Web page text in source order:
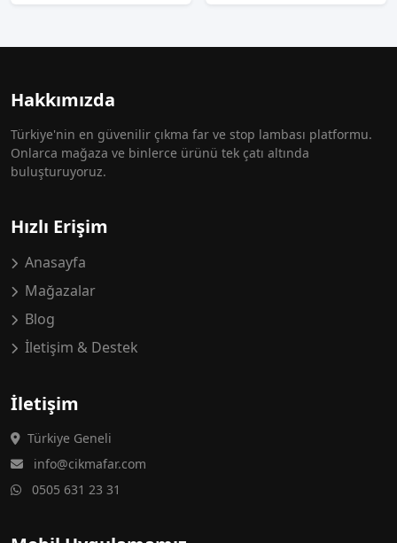
Hakkımızda
Türkiye'nin en güvenilir çıkma far ve stop lambası platformu.
Onlarca mağaza ve binlerce ürünü tek çatı altında
buluşturuyoruz.
Hızlı Erişim
Anasayfa
Mağazalar
Blog
İletişim & Destek
İletişim
Türkiye Geneli
info@cikmafar.com
0505 631 23 31